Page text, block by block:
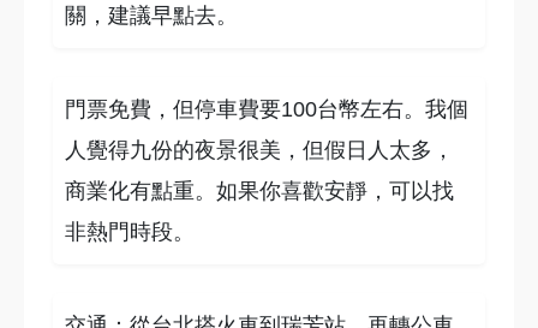
關，建議早點去。
門票免費，但停車費要100台幣左右。我個
人覺得九份的夜景很美，但假日人太多，
商業化有點重。如果你喜歡安靜，可以找
非熱門時段。